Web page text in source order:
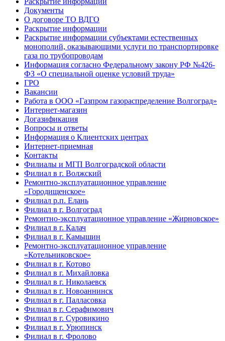
Документы
О договоре ТО ВДГО
Раскрытие информации
Раскрытие информации субъектами естественных
монополий, оказывающими услуги по транспортировке
газа по трубопроводам
Информация согласно Федеральному закону РФ №426-
ФЗ «О специальной оценке условий труда»
ГРО
Вакансии
Работа в ООО «Газпром газораспределение Волгоград»
Интернет-магазин
Догазификация
Вопросы и ответы
Информация о Клиентских центрах
Интернет-приемная
Контакты
Филиалы и МГП Волгоградской области
Филиал в г. Волжский
Ремонтно-эксплуатационное управление
«Городищенское»
Филиал р.п. Елань
Филиал в г. Волгоград
Ремонтно-эксплуатационное управление «Жирновское»
Филиал в г. Калач
Филиал в г. Камышин
Ремонтно-эксплуатационное управление
«Котельниковское»
Филиал в г. Котово
Филиал в г. Михайловка
Филиал в г. Николаевск
Филиал в г. Новоаннинск
Филиал в г. Палласовка
Филиал в г. Серафимович
Филиал в г. Суровикино
Филиал в г. Урюпинск
Филиал в г. Фролово